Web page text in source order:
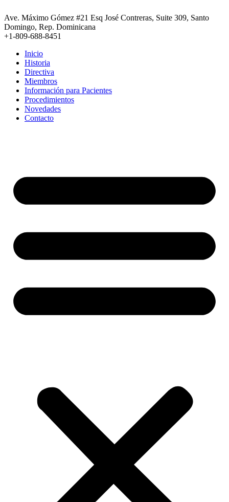
al
contenido
Ave. Máximo Gómez #21 Esq José Contreras, Suite 309, Santo
Domingo, Rep. Dominicana
+1-809-688-8451
Inicio
Historia
Directiva
Miembros
Información para Pacientes
Procedimientos
Novedades
Contacto